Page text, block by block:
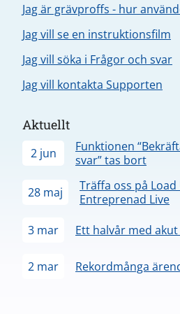
Jag är grävproffs - hur
Jag vill se en instruktionsfilm
Jag vill söka i Frågor och svar
Jag vill kontakta Supporten
Aktuellt
2 jun
Funktionen
svar” tas bort
28 maj
Träffa oss på
Entreprenad Live
3 mar
Ett halvår med
2 mar
Rekordmånga